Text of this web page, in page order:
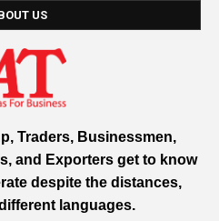
US
Traders, Businessmen,
and Exporters get to know
despite the distances,
languages.